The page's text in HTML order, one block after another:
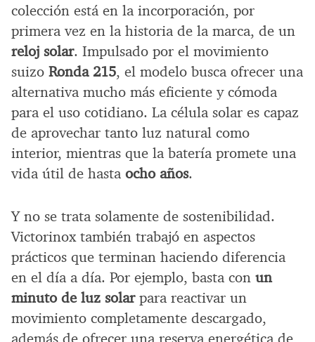
colección está en la incorporación, por
primera vez en la historia de la marca, de un
reloj solar. Impulsado por el movimiento
suizo Ronda 215, el modelo busca ofrecer una
alternativa mucho más eficiente y cómoda
para el uso cotidiano. La célula solar es capaz
de aprovechar tanto luz natural como
interior, mientras que la batería promete una
vida útil de hasta ocho años.
Y no se trata solamente de sostenibilidad.
Victorinox también trabajó en aspectos
prácticos que terminan haciendo diferencia
en el día a día. Por ejemplo, basta con un
minuto de luz solarpara reactivar un
movimiento completamente descargado,
además de ofrecer una reserva energética de